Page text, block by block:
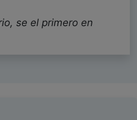
se el primero en